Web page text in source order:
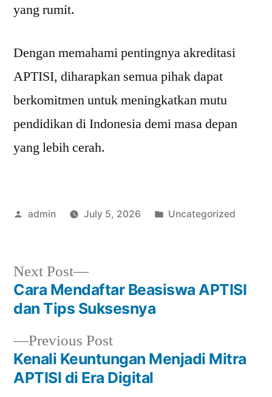
yang rumit.
Dengan memahami pentingnya akreditasi
APTISI, diharapkan semua pihak dapat
berkomitmen untuk meningkatkan mutu
pendidikan di Indonesia demi masa depan
yang lebih cerah.
Posted
admin July 5, 2026
Posted
Uncategorized
Post
navigation
Previous PostPrevious
post:
Kenali Keuntungan Menjadi Mitra
APTISI di Era Digital
Next Post
Next
post:
Cara Mendaftar Beasiswa APTISI
dan Tips Suksesnya